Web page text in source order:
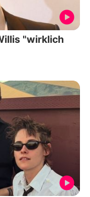
"wirklich